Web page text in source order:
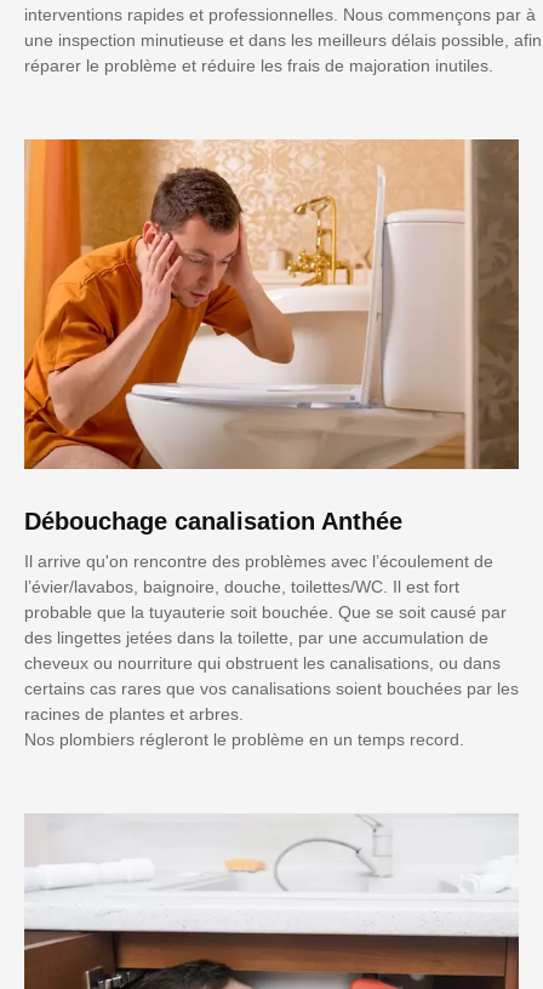
interventions rapides et professionnelles. Nous commençons par à
une inspection minutieuse et dans les meilleurs délais possible, afin
réparer le problème et réduire les frais de majoration inutiles.
Débouchage canalisation Anthée
Il arrive qu'on rencontre des problèmes avec l’écoulement de
l’évier/lavabos, baignoire, douche, toilettes/WC. Il est fort
probable que la tuyauterie soit bouchée. Que se soit causé par
des lingettes jetées dans la toilette, par une accumulation de
cheveux ou nourriture qui obstruent les canalisations, ou dans
certains cas rares que vos canalisations soient bouchées par les
racines de plantes et arbres.
Nos plombiers régleront le problème en un temps record.